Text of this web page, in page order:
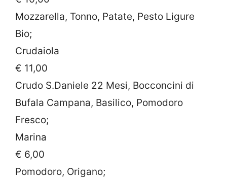
Mozzarella, Tonno, Patate, Pesto Ligure
Bio;
Crudaiola
€ 11,00
Crudo S.Daniele 22 Mesi, Bocconcini di
Bufala Campana, Basilico, Pomodoro
Fresco;
Marina
€ 6,00
Pomodoro, Origano;